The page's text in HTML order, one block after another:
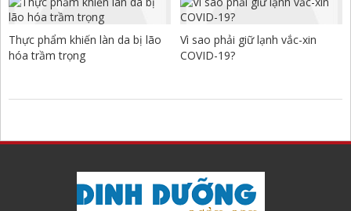
Thực phẩm khiến làn da bị lão
hóa trầm trọng
Vì sao phải giữ lạnh vắc-xin
COVID-19?